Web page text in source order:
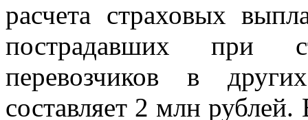
расчета страховых
пострадавших при
перевозчиков в
составляет 2 млн